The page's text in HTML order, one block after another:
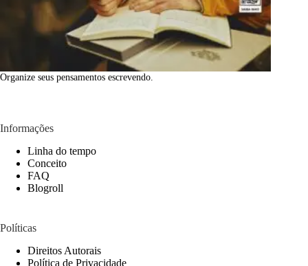
Organize seus pensamentos escrevendo.
Informações
Linha do tempo
Conceito
FAQ
Blogroll
Políticas
Direitos Autorais
Política de Privacidade